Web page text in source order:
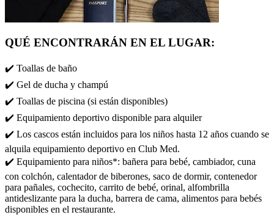
QUÉ ENCONTRARÁN EN EL LUGAR:
✔️ Toallas de baño
✔️ Gel de ducha y champú
✔️ Toallas de piscina (si están disponibles)
✔️ Equipamiento deportivo disponible para alquiler
✔️ Los cascos están incluidos para los niños hasta 12 años cuando se
alquila equipamiento deportivo en Club Med.
✔️ Equipamiento para niños*: bañera para bebé, cambiador, cuna
con colchón, calentador de biberones, saco de dormir, contenedor
para pañales, cochecito, carrito de bebé, orinal, alfombrilla
antideslizante para la ducha, barrera de cama, alimentos para bebés
disponibles en el restaurante.